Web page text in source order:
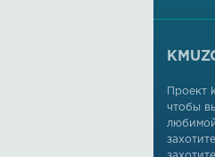
Проект
чтобы